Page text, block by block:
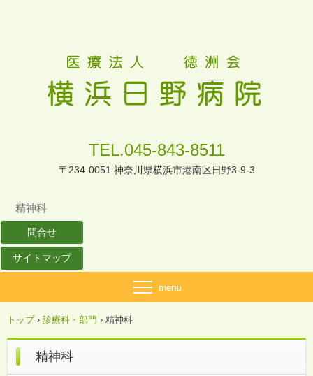
TEL.045-843-8511
〒234-0051 神奈川県横浜市港南区日野3-9-3
精神科
問合せ
サイトマップ
トップ › 診療科・部門 › 精神科
精神科